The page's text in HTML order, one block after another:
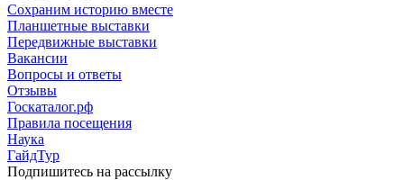
Сохраним историю вместе
Планшетные выставки
Передвижные выставки
Вакансии
Вопросы и ответы
Отзывы
Госкаталог.рф
Правила посещения
Наука
ГайдТур
Подпишитесь на рассылку